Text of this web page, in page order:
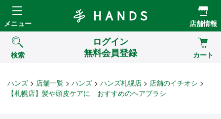
Hands ハンズ
メニュー 店舗情報
検索
ログイン
無料会員登録
カート
ハンズ 店舗一覧 ハンズ ハンズ札幌店
店舗のイチオシ
【札幌店】髪や頭皮ケアに おすすめのヘアブラシ